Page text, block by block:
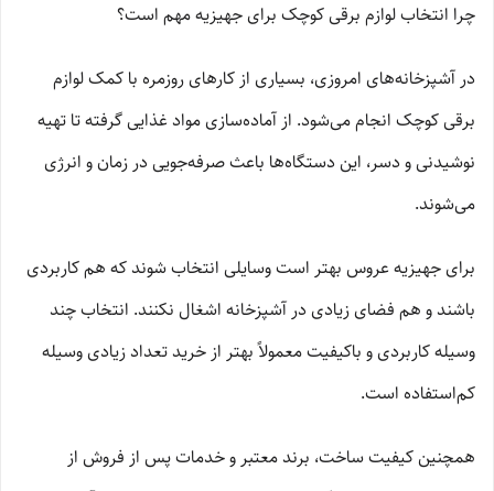
چرا انتخاب لوازم برقی کوچک برای جهیزیه مهم است؟
در آشپزخانه‌های امروزی، بسیاری از کارهای روزمره با کمک لوازم
برقی کوچک انجام می‌شود. از آماده‌سازی مواد غذایی گرفته تا تهیه
نوشیدنی و دسر، این دستگاه‌ها باعث صرفه‌جویی در زمان و انرژی
می‌شوند.
برای جهیزیه عروس بهتر است وسایلی انتخاب شوند که هم کاربردی
باشند و هم فضای زیادی در آشپزخانه اشغال نکنند. انتخاب چند
وسیله کاربردی و باکیفیت معمولاً بهتر از خرید تعداد زیادی وسیله
کم‌استفاده است.
همچنین کیفیت ساخت، برند معتبر و خدمات پس از فروش از